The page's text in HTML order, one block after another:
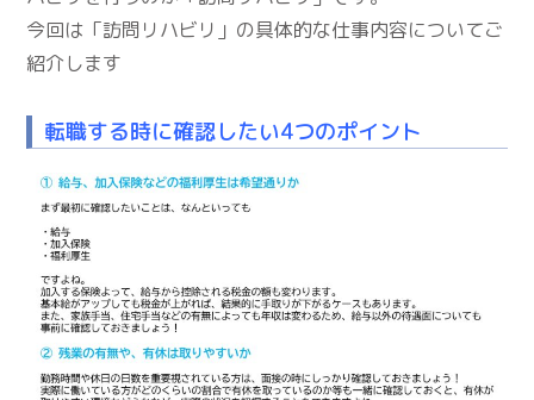
今回は「訪問リハビリ」の具体的な仕事内容についてご
紹介します
転職する時に確認したい4つのポイント